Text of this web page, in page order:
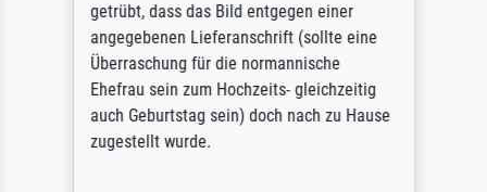
getrübt, dass das Bild entgegen einer
angegebenen Lieferanschrift (sollte eine
Überraschung für die normannische
Ehefrau sein zum Hochzeits- gleichzeitig
auch Geburtstag sein) doch nach zu Hause
zugestellt wurde.